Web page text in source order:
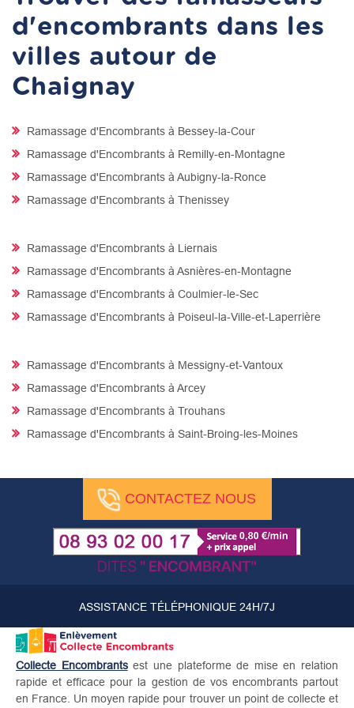
d'encombrants dans les
villes autour de
Chaignay
Ramassage d'Encombrants à Bessey-la-Cour
Ramassage d'Encombrants à Remilly-en-Montagne
Ramassage d'Encombrants à Aubigny-la-Ronce
Ramassage d'Encombrants à Thenissey
Ramassage d'Encombrants à Liernais
Ramassage d'Encombrants à Asnières-en-Montagne
Ramassage d'Encombrants à Coulmier-le-Sec
Ramassage d'Encombrants à Poiseul-la-Ville-et-Laperrière
Ramassage d'Encombrants à Messigny-et-Vantoux
Ramassage d'Encombrants à Arcey
Ramassage d'Encombrants à Trouhans
Ramassage d'Encombrants à Saint-Broing-les-Moines
CONTACTEZ NOUS
ASSISTANCE TÉLÉPHONIQUE 24H/7J
Collecte Encombrantsest une plateforme de mise en relation
rapide et efficace pour la gestion de vos encombrants partout
en France. Un moyen rapide pour trouver un point de collecte et